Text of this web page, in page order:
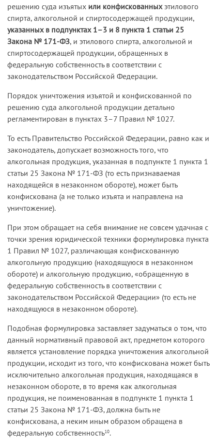
решению суда изъятых или конфискованныхэтилового
спирта, алкогольной и спиртосодержащей продукции,
указанных в подпунктах 1–3 и 8 пункта 1 статьи 25
Закона № 171-ФЗ, и этилового спирта, алкогольной и
спиртосодержащей продукции, обращенных в
федеральную собственность в соответствии с
законодательством Российской Федерации.
Порядок уничтожения изъятой и конфискованной по
решению суда алкогольной продукции детально
регламентирован в пунктах 3–7 Правил № 1027.
То есть Правительство Российской Федерации, равно как и
законодатель, допускает возможность того, что
алкогольная продукция, указанная в подпункте 1 пункта 1
статьи 25 Закона № 171-ФЗ (то есть признаваемая
находящейся в незаконном обороте), может быть
конфискована (а не только изъята и направлена на
уничтожение).
При этом обращает на себя внимание не совсем удачная с
точки зрения юридической техники формулировка пункта
1 Правил № 1027, различающая конфискованную
алкогольную продукцию (находящуюся в незаконном
обороте) и алкогольную продукцию, «обращенную в
федеральную собственность в соответствии с
законодательством Российской Федерации» (то есть не
находящуюся в незаконном обороте).
Подобная формулировка заставляет задуматься о том, что
данный нормативный правовой акт, предметом которого
является установление порядка уничтожения алкогольной
продукции, исходит из того, что конфискована может быть
исключительно алкогольная продукция, находящаяся в
незаконном обороте, в то время как алкогольная
продукция, не поименованная в подпункте 1 пункта 1
статьи 25 Закона № 171-ФЗ, должна быть не
конфискована, а неким иным образом обращена в
федеральную собственность10.